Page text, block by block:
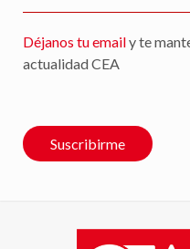
Déjanos tu emaily te
actualidad CEA
Suscribirme